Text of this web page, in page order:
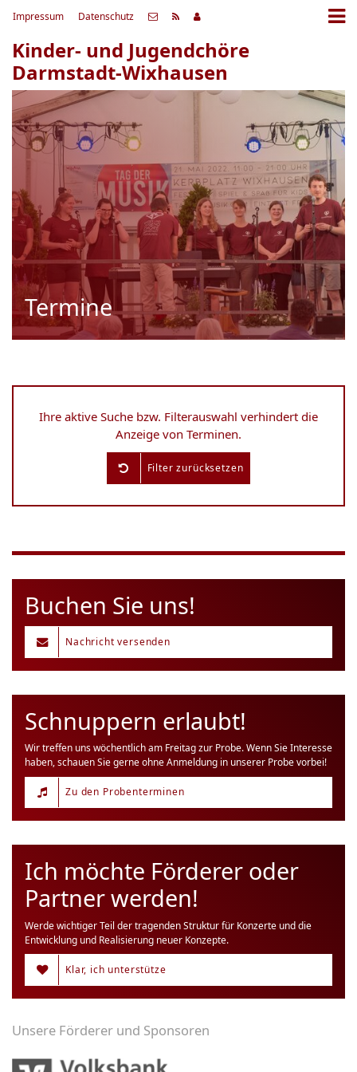
Impressum Datenschutz
Kinder- und Jugendchöre
Darmstadt-Wixhausen
Termine
Ihre aktive Suche bzw. Filterauswahl verhindert die
Anzeige von Terminen.
Filter zurücksetzen
Buchen Sie uns!
Nachricht versenden
Schnuppern erlaubt!
Wir treffen uns wöchentlich am Freitag zur Probe. Wenn Sie Interesse
haben, schauen Sie gerne ohne Anmeldung in unserer Probe vorbei!
Zu den Probenterminen
Ich möchte Förderer oder
Partner werden!
Werde wichtiger Teil der tragenden Struktur für Konzerte und die
Entwicklung und Realisierung neuer Konzepte.
Klar, ich unterstütze
Unsere Förderer und Sponsoren